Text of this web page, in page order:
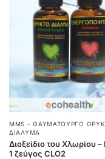
MMS – ΘΑΥΜΑΤΟΥΡΓΌ
ΔΙΆΛΥΜΑ
Διοξείδιο του Χλωρίου
1 ζεύγος CLO2